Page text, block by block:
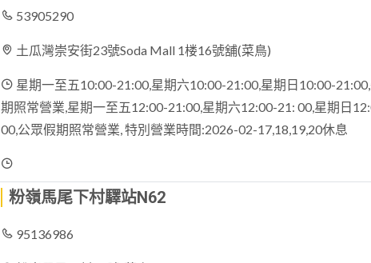
53905290
土瓜灣崇安街23號Soda Mall 1楼16號舖(菜鳥)
星期一至五10:00-21:00,星期六10:00-21:00,星期日10:00-
期照常營業,星期一至五12:00-21:00,星期六12:00-21: 00,星期日
00,公眾假期照常營業, 特別營業時間:2026-02-17,18,19,20休息
粉嶺馬尾下村驛站N62
95136986